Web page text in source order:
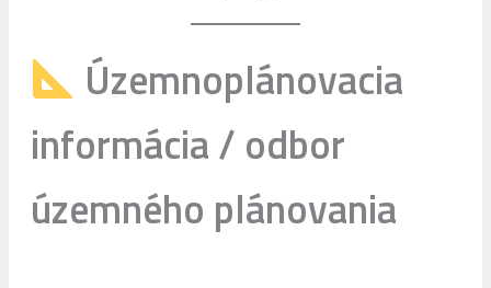
Územnoplánovacia
informácia / odbor
územného plánovania